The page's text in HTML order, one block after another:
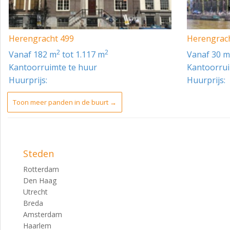
- Fietskelder incl. elektrische laadfaciliteit
- Douche-voorziening
Internet verbinding
Glasvezel verbinding.
Energielabel
Minimale huurtermijn
5 jaar.
Huurprijs kantoorruimte
€ 395,- per m² per jaar.
Herengracht 499
vanaf 182 m2 tot 1.117 m2
Kantoorruimte te huur
Huurprijs:
vanaf 30 m
Huurprijs:
Toon meer panden in de buurt →
Steden
Rotterdam
Den Haag
Utrecht
Breda
Amsterdam
Haarlem